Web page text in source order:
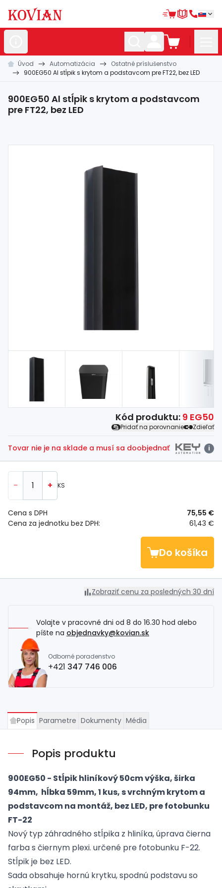
Nerezovépolotovary
Kovanépolotovary
Bránovésystémy
Úvod Automatizácia
Ostatné príslušenstvo
900EG50 Al stĺpik s krytom a podstavcom pre FT22, bez LED
900EG50 Al stĺpik s krytom a podstavcom
pre FT22, bez LED
Kód produktu: 9 EG50
Pridať na porovnanie Zdieľať
Tovar nie je na sklade a musí sa doobjednať i
- + KS
Cena za jednotku bez DPH: 61,43 €
Cena s DPH 75,55 €
Do košíka
Zobraziť cenu za posledných 30 dní
Volajte v pracovné dni od 8 do 16.30 hod alebo
píšte na objednavky@kovian.sk
Odborné poradenstvo
+421 347 746 006
Popis Parametre Dokumenty Média
Popis produktu
900EG50 - Stĺpik hliníkový 50cm výška, širka
94mm, hĺbka 59mm, 1 kus, s vrchným krytom a
podstavcom na montáž, bez LED, pre fotobunku
FT-22
Nový typ záhradného stĺpika z hliníka, úprava čierna
farba s čiernym plexi. určené pre fotobunku F-22.
Stĺpik je bez LED.
Sada obsahuje hornú krytku, spodnú podstavu so